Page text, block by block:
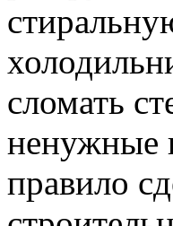
сломать
ненужные
правило